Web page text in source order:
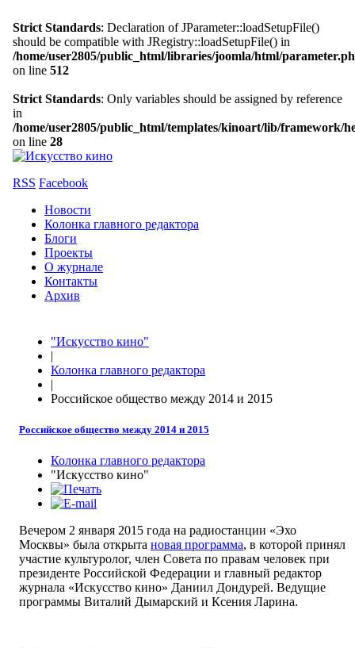
Strict Standards: Declaration of JParameter::loadSetupFile()
should be compatible with JRegistry::loadSetupFile() in
/home/user2805/public_html/libraries/joomla/html/
on line 512
Strict Standards: Only variables should be assigned by reference
in
/home/user2805/public_html/templates/kinoart/lib/framework/
on line 28
RSS Facebook
Новости
Колонка главного редактора
Блоги
Проекты
О журнале
Контакты
Архив
"Искусство кино"
|
Колонка главного редактора
|
Российское общество между 2014 и 2015
Российское общество между 2014 и 2015
Колонка главного редактора
"Искусство кино"
Вечером 2 января 2015 года на радиостанции «Эхо
Москвы» была открыта новая программа, в которой принял
участие культуролог, член Совета по правам человек при
президенте Российской Федерации и главный редактор
журнала «Искусство кино» Даниил Дондурей. Ведущие
программы Виталий Дымарский и Ксения Ларина.